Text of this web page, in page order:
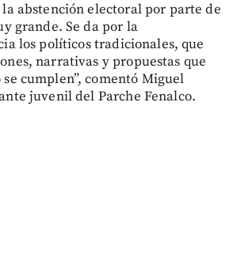
la abstención electoral por parte de
grande. Se da por la
los políticos tradicionales, que
narrativas y propuestas que
se cumplen”, comentó Miguel
juvenil del Parche Fenalco.